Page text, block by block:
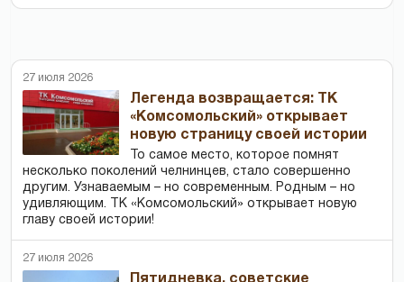
27 июля 2026
Легенда возвращается: ТК
«Комсомольский» открывает
новую страницу своей истории
То самое место, которое помнят
несколько поколений челнинцев, стало совершенно
другим. Узнаваемым – но современным. Родным – но
удивляющим. ТК «Комсомольский» открывает новую
главу своей истории!
27 июля 2026
Пятидневка, советские